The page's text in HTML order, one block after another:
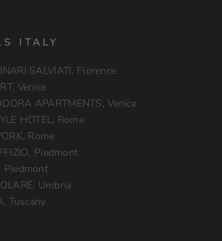
ITALY
SALVIATI, Florence
Venice
APARTMENTS, Venice
HOTEL, Rome
Rome
Piedmont
Piedmont
Umbria
Tuscany